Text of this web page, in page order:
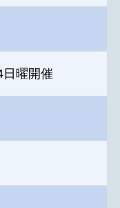
曜開催